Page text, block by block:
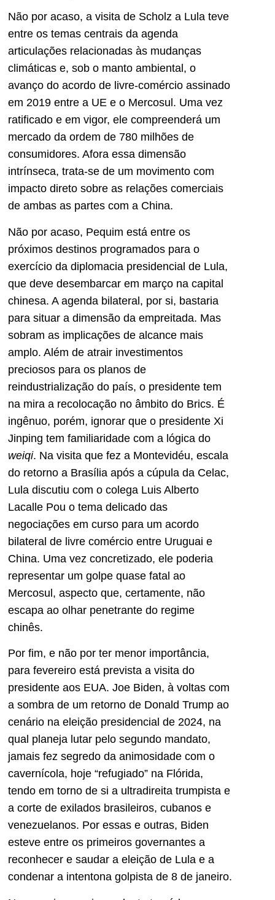
Não por acaso, a visita de Scholz a Lula teve
entre os temas centrais da agenda
articulações relacionadas às mudanças
climáticas e, sob o manto ambiental, o
avanço do acordo de livre-comércio assinado
em 2019 entre a UE e o Mercosul. Uma vez
ratificado e em vigor, ele compreenderá um
mercado da ordem de 780 milhões de
consumidores. Afora essa dimensão
intrínseca, trata-se de um movimento com
impacto direto sobre as relações comerciais
de ambas as partes com a China.
Não por acaso, Pequim está entre os
próximos destinos programados para o
exercício da diplomacia presidencial de Lula,
que deve desembarcar em março na capital
chinesa. A agenda bilateral, por si, bastaria
para situar a dimensão da empreitada. Mas
sobram as implicações de alcance mais
amplo. Além de atrair investimentos
preciosos para os planos de
reindustrialização do país, o presidente tem
na mira a recolocação no âmbito do Brics. É
ingênuo, porém, ignorar que o presidente Xi
Jinping tem familiaridade com a lógica do
weiqi. Na visita que fez a Montevidéu, escala
do retorno a Brasília após a cúpula da Celac,
Lula discutiu com o colega Luis Alberto
Lacalle Pou o tema delicado das
negociações em curso para um acordo
bilateral de livre comércio entre Uruguai e
China. Uma vez concretizado, ele poderia
representar um golpe quase fatal ao
Mercosul, aspecto que, certamente, não
escapa ao olhar penetrante do regime
chinês.
Por fim, e não por ter menor importância,
para fevereiro está prevista a visita do
presidente aos EUA. Joe Biden, à voltas com
a sombra de um retorno de Donald Trump ao
cenário na eleição presidencial de 2024, na
qual planeja lutar pelo segundo mandato,
jamais fez segredo da animosidade com o
cavernícola, hoje “refugiado” na Flórida,
tendo em torno de si a ultradireita trumpista e
a corte de exilados brasileiros, cubanos e
venezuelanos. Por essas e outras, Biden
esteve entre os primeiros governantes a
reconhecer e saudar a eleição de Lula e a
condenar a intentona golpista de 8 de janeiro.